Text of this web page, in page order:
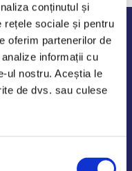
conținutul și
rețele sociale și pentru
oferim partenerilor de
informații cu
ul nostru. Aceștia le
de dvs. sau culese